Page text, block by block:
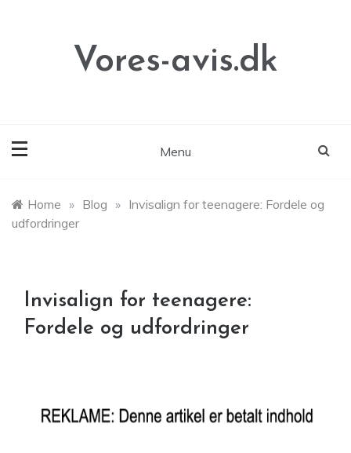
Vores-avis.dk
Menu
Home » Blog » Invisalign for teenagere: Fordele og
udfordringer
Invisalign for teenagere:
Fordele og udfordringer